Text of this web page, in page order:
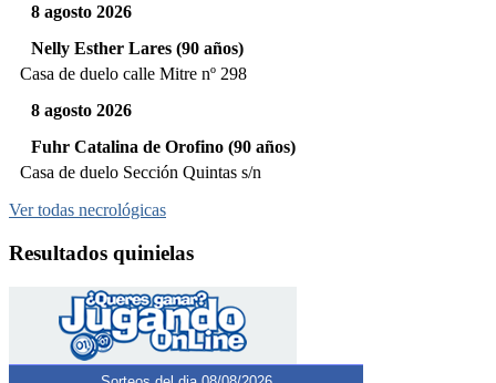
8 agosto 2026
Nelly Esther Lares (90 años)
Casa de duelo calle Mitre nº 298
8 agosto 2026
Fuhr Catalina de Orofino (90 años)
Casa de duelo Sección Quintas s/n
Ver todas necrológicas
Resultados quinielas